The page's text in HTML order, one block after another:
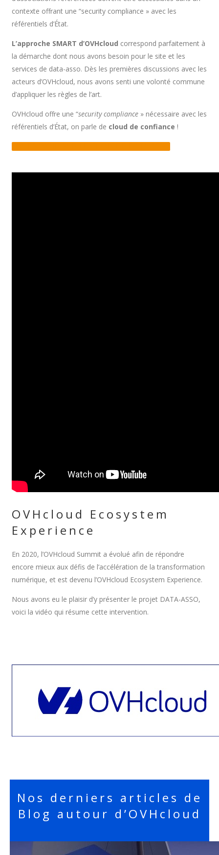
contexte offrant une “security compliance » avec les
référentiels d’État.
L’approche SMART d’OVHcloud correspond parfaitement à
la démarche dont nous avons besoin pour le site et les
services de data-asso. Dès les premières discussions avec les
acteurs d’OVHcloud, nous avons senti une volonté commune
d’appliquer les règles de l’art.
OVHcloud offre une “security compliance » nécessaire avec les
référentiels d’État, on parle de cloud de confiance !
OVHcloud Ecosystem
Experience
En 2020, l’OVHcloud Summit a évolué afin de répondre
encore mieux aux défis de l’accélération de la transformation
numérique, et est devenu l’OVHcloud Ecosystem Experience.
Nous avons eu le plaisir d’y présenter le projet DATA-ASSO,
voici la vidéo qui résume cette intervention.
Nos derniers articles de
Blog autour d’OVHcloud